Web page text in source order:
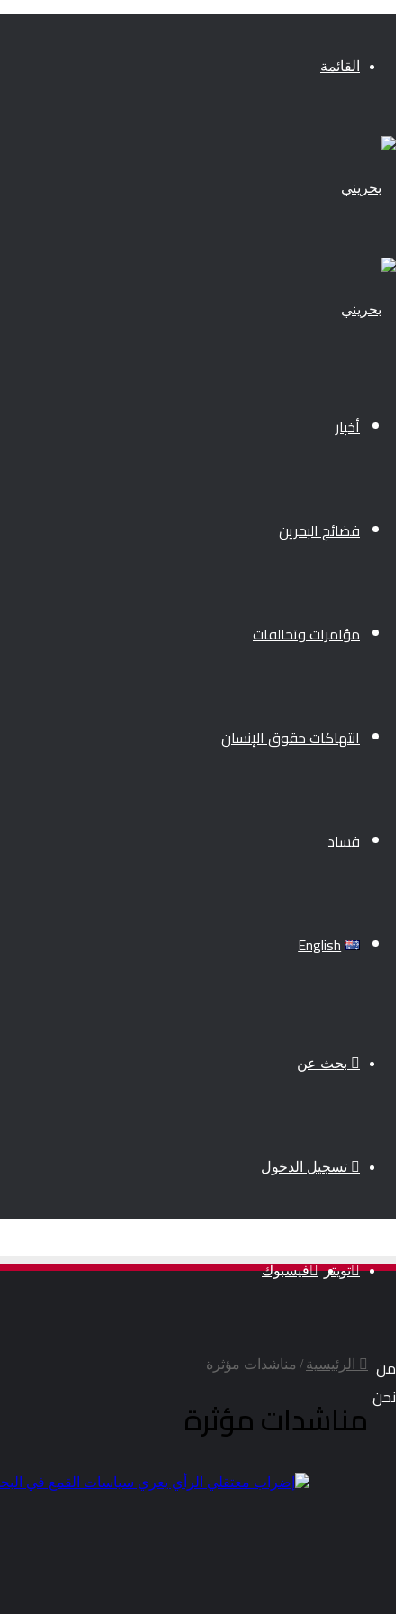
القائمة
أخبار
فضائح البحرين
مؤامرات وتحالفات
انتهاكات حقوق الإنسان
فساد
English
بحث عن
تسجيل الدخول
تويتر فيسبوك
الرئيسية / مناشدات مؤثرة
مناشدات مؤثرة
من
نحن